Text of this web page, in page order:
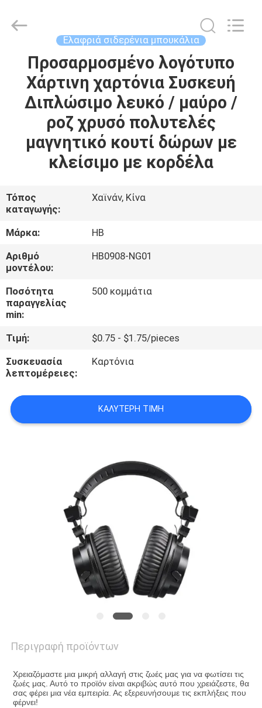
ΣΠΊΤΙ
ΠΡΟΪΌΝΤΑ
ΒΊΝΤΕΟ
ΕΜΦΆΝΙΣΗ
VR
ΣΧΕΤΙΚΆ
ΜΕ
ΕΜΆΣ
ΕΠΙΣΚΈΨΕΙΣ
ΣΤΟ
ΕΡΓΟΣΤΆΣΙΟ
ΠΟΙΌΤΗΤΑΣ
ΕΙΔΉΣΕΙΣ
ΖΗΤΉΣΤΕ
ΠΡΟΣΦΟΡΆ
ΠΟΛΙΤΙΚΉ
ΑΠΟΡΡΉΤΟΥ
Rights
Ελαφριά σιδερένια μπουκάλια
Προσαρμοσμένο λογότυπο
Χάρτινη χαρτόνια Συσκευή
Διπλώσιμο λευκό / μαύρο /
ροζ χρυσό πολυτελές
μαγνητικό κουτί δώρων με
κλείσιμο με κορδέλα
Τόπος
καταγωγής:
Χαϊνάν, Κίνα
Μάρκα:
HB
Αριθμό
μοντέλου:
HB0908-NG01
Ποσότητα
παραγγελίας
min:
500 κομμάτια
Τιμή:
$0.75 - $1.75/pieces
Συσκευασία
λεπτομέρειες:
Καρτόνια
ΚΑΛΎΤΕΡΗ ΤΙΜΉ
Περιγραφή προϊόντων
Χρειαζόμαστε μια μικρή αλλαγή στις ζωές μας για να φωτίσει τις
ζωές μας. Αυτό το προϊόν είναι ακριβώς αυτό που χρειάζεστε, θα
σας φέρει μια νέα εμπειρία. Ας εξερευνήσουμε τις εκπλήξεις που
φέρνει!